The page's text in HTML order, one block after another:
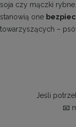
soja czy mączki
stanowią one
towarzyszących –
Jeśli
📧